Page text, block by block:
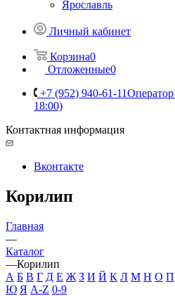
Ярославль
Личный кабинет
Корзина0
Отложенные0
+7 (952) 940-61-11Оператор
18:00)
Контактная информация
Вконтакте
Корилип
Главная
—
Каталог
—Корилип
А Б В Г Д Е Ж З И Й К Л М Н О П
Ю Я A-Z 0-9